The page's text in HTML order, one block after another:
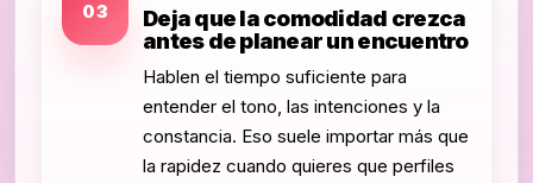
03
Deja que la comodidad crezca
antes de planear un encuentro
Hablen el tiempo suficiente para
entender el tono, las intenciones y la
constancia. Eso suele importar más que
la rapidez cuando quieres que perfiles